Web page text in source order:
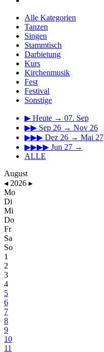
Alle Kategorien
Tanzen
Singen
Stammtisch
Darbietung
Kurs
Kirchenmusik
Fest
Festival
Sonstige
▶ Heute → 07. Sep
▶▶ Sep 26 → Nov 26
▶▶▶ Dez 26 → Mai 27
▶▶▶▶ Jun 27 →
ALLE
August
◂ 2026 ▸
Mo
Di
Mi
Do
Fr
Sa
So
1
2
3
4
5
6
7
8
9
10
11